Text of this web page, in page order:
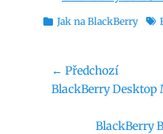
Rubriky
Jak na BlackBerry
Navigace
pro
← Předchozí
Předchozí
BlackBerry Desktop
NásledujícíBlackBerry